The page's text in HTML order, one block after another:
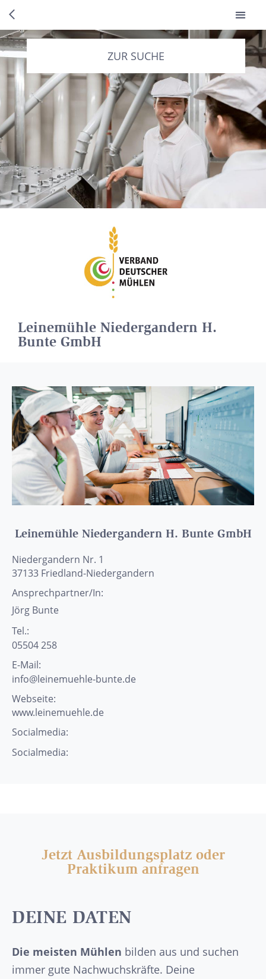
ZUR SUCHE
Leinemühle Niedergandern H.
Bunte GmbH
Leinemühle Niedergandern H. Bunte GmbH
Niedergandern Nr. 1
37133 Friedland-Niedergandern
Ansprechpartner/In:
Jörg Bunte
Tel.:
05504 258
E-Mail:
info@leinemuehle-bunte.de
Webseite:
www.leinemuehle.de
Socialmedia:
Socialmedia:
Jetzt Ausbildungsplatz oder
Praktikum anfragen
DEINE DATEN
Die meisten Mühlen bilden aus und suchen
immer gute Nachwuchskräfte. Deine